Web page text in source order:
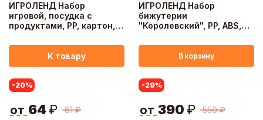
ИГРОЛЕНД Набор
игровой, посудка с
продуктами, PP, картон,
К товару
ИГРОЛЕНД Набор
бижутерии
"Королевский", PP, ABS,
В корзину
-20%
81 ₽
от 64 ₽
-29%
550 ₽
от 390 ₽